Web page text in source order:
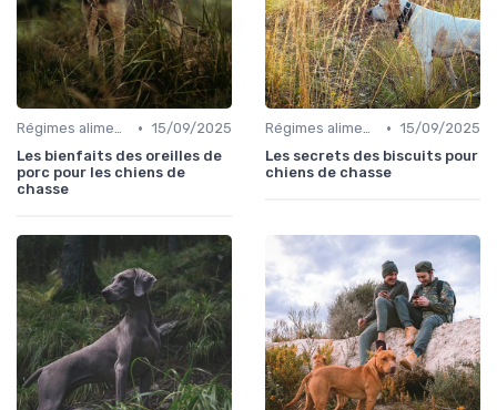
Régimes alimentaires spécifiques • 15/09/2025
Les bienfaits des oreilles de
porc pour les chiens de
chasse
Régimes alimentaires spécifiques • 15/09/2025
Les secrets des biscuits pour
chiens de chasse